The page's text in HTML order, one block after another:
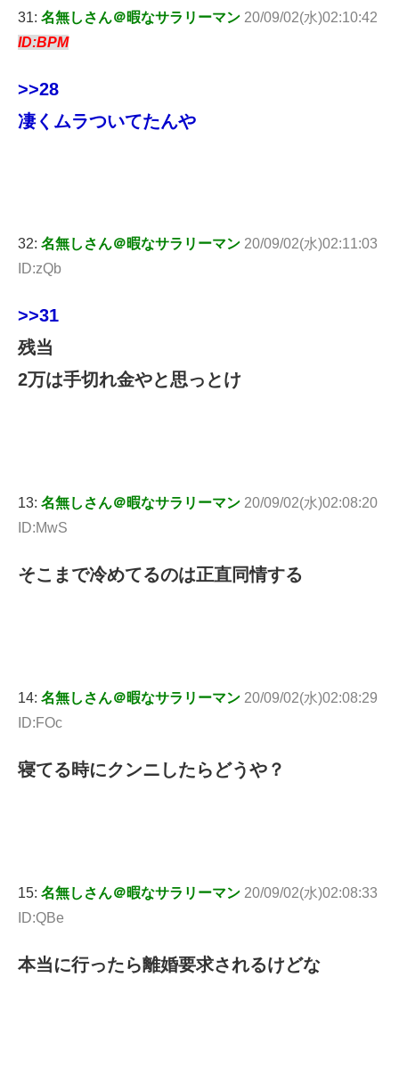
31: 名無しさん＠暇なサラリーマン 20/09/02(水)02:10:42
ID:BPM
>>28
凄くムラついてたんや
32: 名無しさん＠暇なサラリーマン 20/09/02(水)02:11:03
ID:zQb
>>31
残当
2万は手切れ金やと思っとけ
13: 名無しさん＠暇なサラリーマン 20/09/02(水)02:08:20
ID:MwS
そこまで冷めてるのは正直同情する
14: 名無しさん＠暇なサラリーマン 20/09/02(水)02:08:29
ID:FOc
寝てる時にクンニしたらどうや？
15: 名無しさん＠暇なサラリーマン 20/09/02(水)02:08:33
ID:QBe
本当に行ったら離婚要求されるけどな